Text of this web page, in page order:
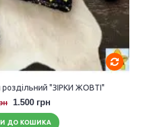
"ЗІРКИ ЖОВТІ"
1.500 грн
ДО КОШИКА